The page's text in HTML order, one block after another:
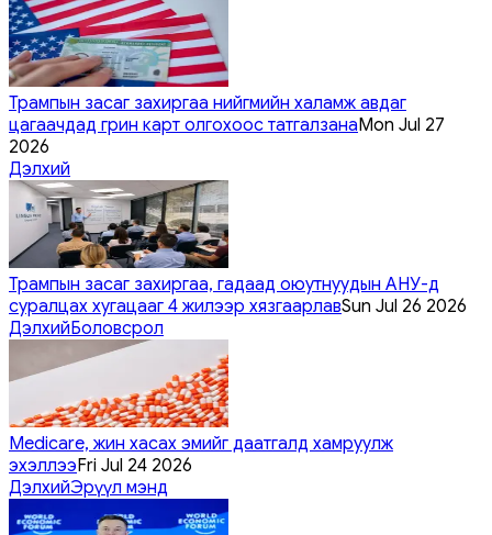
Трампын засаг захиргаа нийгмийн халамж авдаг
цагаачдад грин карт олгохоос татгалзанаMon Jul 27
2026
Дэлхий
Трампын засаг захиргаа, гадаад оюутнуудын АНУ-д
суралцах хугацааг 4 жилээр хязгаарлавSun Jul 26 2026
ДэлхийБоловсрол
Medicare, жин хасах эмийг даатгалд хамруулж
эхэллээFri Jul 24 2026
ДэлхийЭрүүл мэнд